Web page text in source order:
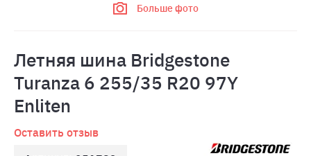
Больше фото
Летняя шина Bridgestone
Turanza 6 255/35 R20 97Y
Enliten
Оставить отзыв